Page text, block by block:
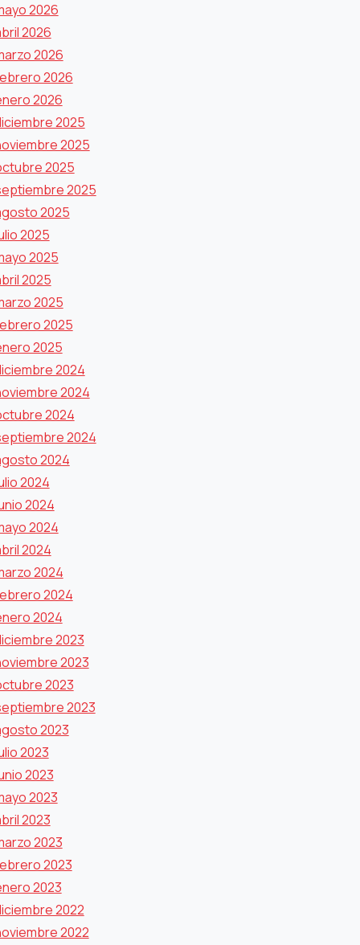
2026
2026
2026
2026
2026
2025
2025
2025
2025
2025
2025
2025
2025
2025
2025
2025
2024
2024
2024
2024
2024
2024
2024
2024
2024
2024
2024
2024
2023
2023
2023
2023
2023
2023
2023
2023
2023
2023
2023
2023
2022
2022